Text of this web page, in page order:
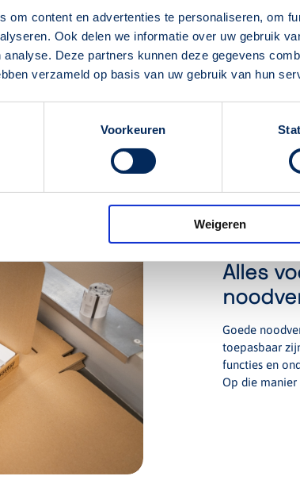
om content en advertenties te personaliseren, om
Ook delen we informatie over uw gebruik
analyse. Deze partners kunnen deze gegevens
verzameld op basis van uw gebruik van hun
Voorkeuren
Weigeren
wij bovendien noodverlichting op
Daarnaast bieden wij een
over wet- en regelgeving, installatie,
Alles
Goede
toepasbaar
functies en
Op die manier